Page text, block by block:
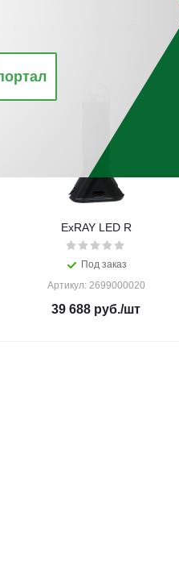
ExRAY LED R
Под заказ
Артикул: 2699000020
39 688 руб./шт